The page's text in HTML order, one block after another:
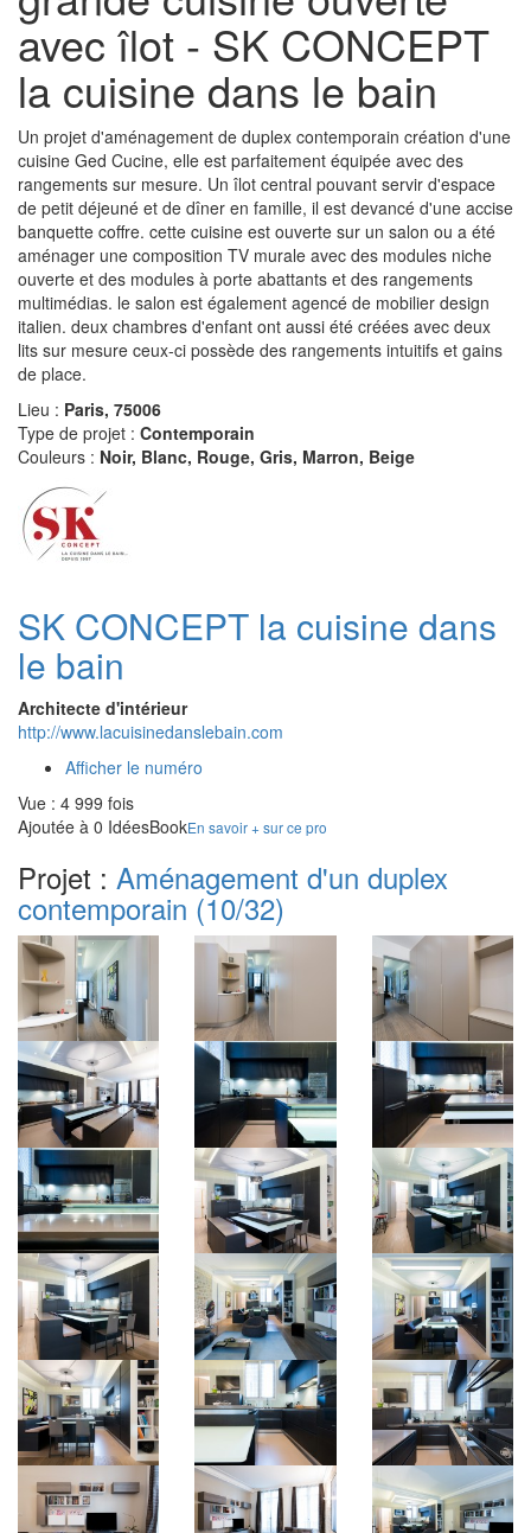
avec îlot - SK CONCEPT
la cuisine dans le bain
Un projet d'aménagement de duplex contemporain création d'une
cuisine Ged Cucine, elle est parfaitement équipée avec des
rangements sur mesure. Un îlot central pouvant servir d'espace
de petit déjeuné et de dîner en famille, il est devancé d'une accise
banquette coffre. cette cuisine est ouverte sur un salon ou a été
aménager une composition TV murale avec des modules niche
ouverte et des modules à porte abattants et des rangements
multimédias. le salon est également agencé de mobilier design
italien. deux chambres d'enfant ont aussi été créées avec deux
lits sur mesure ceux-ci possède des rangements intuitifs et gains
de place.
Lieu : Paris, 75006
Type de projet : Contemporain
Couleurs : Noir, Blanc, Rouge, Gris, Marron, Beige
SK CONCEPT la cuisine dans
le bain
Architecte d'intérieur
http://www.lacuisinedanslebain.com
Afficher le numéro
Vue : 4 999 fois
Ajoutée à 0 IdéesBookEn savoir + sur ce pro
Projet : Aménagement d'un duplex
contemporain (10/32)